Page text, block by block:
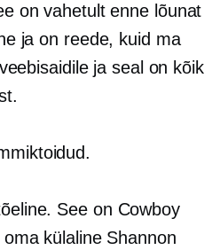
on vahetult enne lõunat
ja on reede, kuid ma
ja seal on kõik
See on Cowboy
külaline Shannon